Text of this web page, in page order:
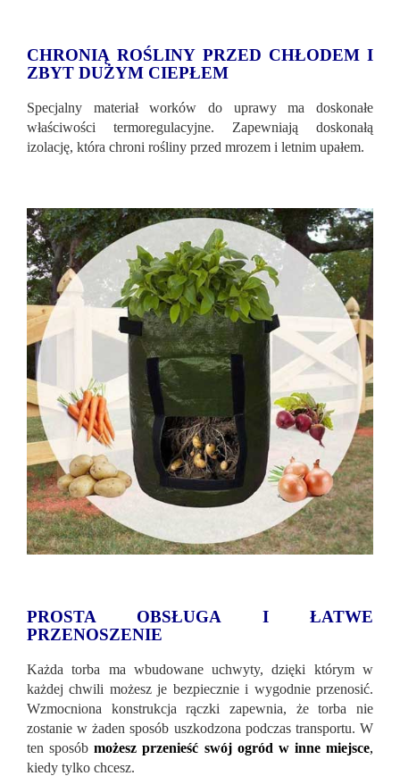
CHRONIĄ ROŚLINY PRZED CHŁODEM I
ZBYT DUŻYM CIEPŁEM
Specjalny materiał worków do uprawy ma doskonałe
właściwości termoregulacyjne. Zapewniają doskonałą
izolację, która chroni rośliny przed mrozem i letnim upałem.
PROSTA OBSŁUGA I ŁATWE
PRZENOSZENIE
Każda torba ma wbudowane uchwyty, dzięki którym w
każdej chwili możesz je bezpiecznie i wygodnie przenosić.
Wzmocniona konstrukcja rączki zapewnia, że ​​torba nie
zostanie w żaden sposób uszkodzona podczas transportu. W
ten sposóbmożesz przenieść swój ogród w inne miejsce,
kiedy tylko chcesz.